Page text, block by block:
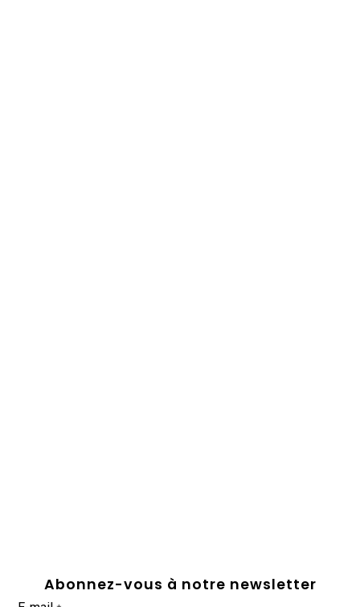
Abonnez-vous à notre newsletter